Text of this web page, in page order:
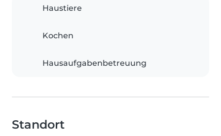
Haustiere
Kochen
Hausaufgabenbetreuung
Standort